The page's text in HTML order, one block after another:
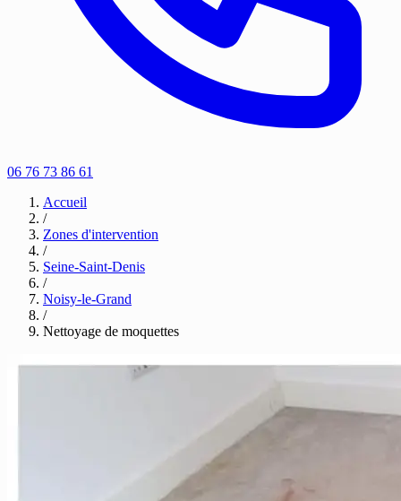
06 76 73 86 61
Accueil
/
Zones d'intervention
/
Seine-Saint-Denis
/
Noisy-le-Grand
/
Nettoyage de moquettes